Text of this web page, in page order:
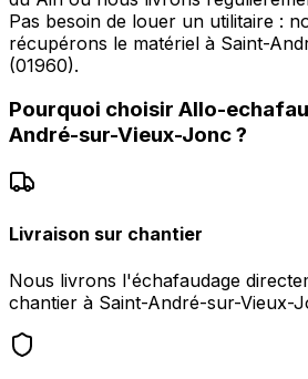
Pas besoin de louer un utilitaire :
récupérons le matériel à Saint-
(01960).
Pourquoi choisir Allo-
André-sur-Vieux-Jonc?
Livraison sur chantier
Nous livrons l'échafaudage
chantier à Saint-André-sur-Vieux-